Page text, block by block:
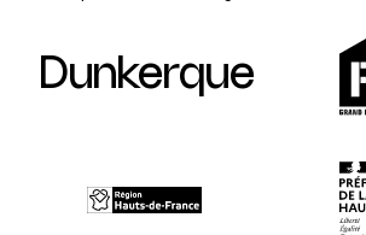
Dunkerque